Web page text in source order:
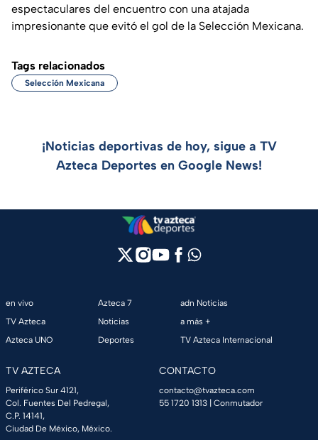
espectaculares del encuentro con una atajada
impresionante que evitó el gol de la Selección Mexicana.
Tags relacionados
Selección Mexicana
¡Noticias deportivas de hoy, sigue a TV
Azteca Deportes en Google News!
en vivo
TV Azteca
Azteca UNO
Azteca 7
Noticias
Deportes
adn Noticias
a más +
TV Azteca Internacional
TV AZTECA
Periférico Sur 4121,
Col. Fuentes Del Pedregal,
C.P. 14141,
Ciudad De México, México.
CONTACTO
contacto@tvazteca.com
55 1720 1313 | Conmutador